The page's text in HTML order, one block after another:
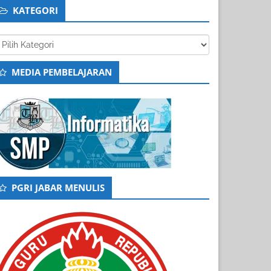
KATEGORI
MEDIA PEMBELAJARAN
PGRI JABAR MENULIS